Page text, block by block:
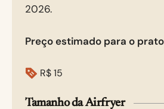
2026.
Preço estimado para o
R$15
Tamanho da Airfryer